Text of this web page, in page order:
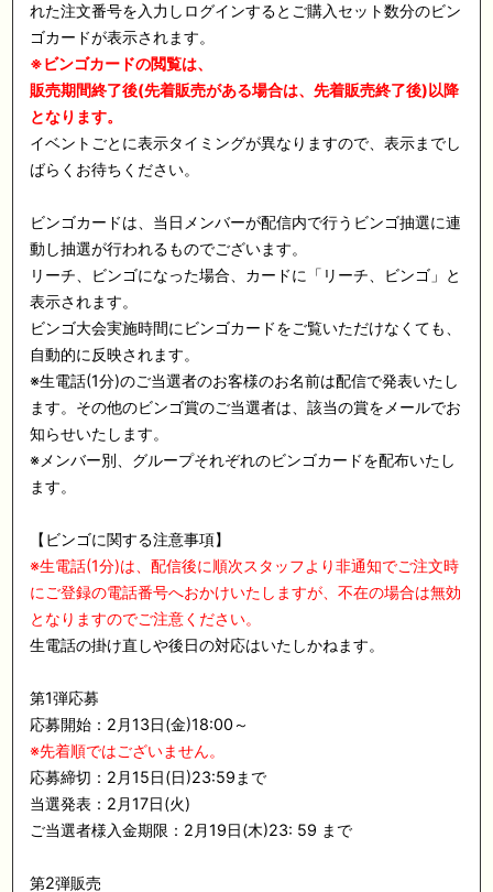
れた注文番号を入力しログインするとご購入セット数分のビン
ゴカードが表示されます。
※ビンゴカードの閲覧は、
販売期間終了後(先着販売がある場合は、先着販売終了後)以降
となります。
イベントごとに表示タイミングが異なりますので、表示までし
ばらくお待ちください。
ビンゴカードは、当日メンバーが配信内で行うビンゴ抽選に連
動し抽選が行われるものでございます。
リーチ、ビンゴになった場合、カードに「リーチ、ビンゴ」と
表示されます。
ビンゴ大会実施時間にビンゴカードをご覧いただけなくても、
自動的に反映されます。
※生電話(1分)のご当選者のお客様のお名前は配信で発表いたし
ます。その他のビンゴ賞のご当選者は、該当の賞をメールでお
知らせいたします。
※メンバー別、グループそれぞれのビンゴカードを配布いたし
ます。
【ビンゴに関する注意事項】
※生電話(1分)は、配信後に順次スタッフより非通知でご注文時
にご登録の電話番号へおかけいたしますが、不在の場合は無効
となりますのでご注意ください。
生電話の掛け直しや後日の対応はいたしかねます。
第1弾応募
応募開始：2月13日(金)18:00～
※先着順ではございません。
応募締切：2月15日(日)23:59まで
当選発表：2月17日(火)
ご当選者様入金期限：2月19日(木)23: 59 まで
第2弾販売